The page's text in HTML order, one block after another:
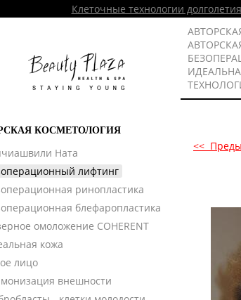
Клеточные технологии долголетия
КОСМЕТОЛОГИЯ
Ната
лифтинг
ринопластика
блефаропластика
омоложение COHERENT
кожа
лицо
внешности
<<